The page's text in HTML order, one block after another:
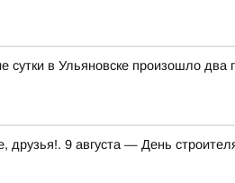
сутки в Ульяновске произошло два
друзья!. 9 августа — День